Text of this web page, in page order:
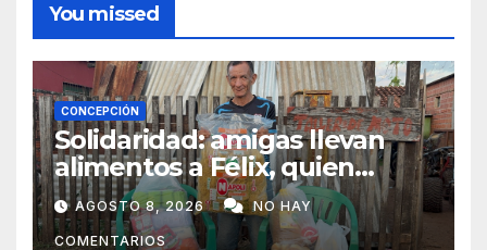
You missed
CONCEPCIÓN
Solidaridad: amigas llevan
alimentos a Félix, quien
ahora vende caramelos para
subsistir
AGOSTO 8, 2026 NO HAY
COMENTARIOS